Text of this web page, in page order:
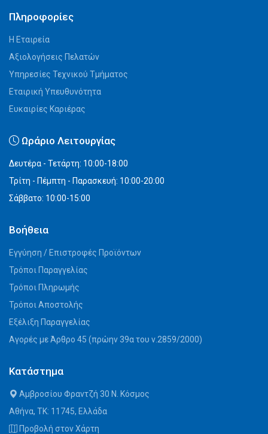
Πληροφορίες
Η Εταιρεία
Αξιολογήσεις Πελατών
Υπηρεσίες Τεχνικού Τμήματος
Εταιρική Υπευθυνότητα
Ευκαιρίες Καριέρας
Ωράριο Λειτουργίας
Δευτέρα - Τετάρτη: 10:00-18:00
Τρίτη - Πέμπτη - Παρασκευή: 10:00-20:00
Σάββατο: 10:00-15:00
Βοήθεια
Εγγύηση / Επιστροφές Προϊόντων
Τρόποι Παραγγελίας
Τρόποι Πληρωμής
Τρόποι Αποστολής
Εξέλιξη Παραγγελίας
Αγορές με Άρθρο 45 (πρώην 39α του ν.2859/2000)
Κατάστημα
Αμβροσίου Φραντζή 30 Ν. Κόσμος
Αθήνα, ΤΚ: 11745, Ελλάδα
Προβολή στον Χάρτη